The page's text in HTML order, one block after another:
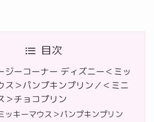
目次
ジーコーナー ディズニー＜ミッ
ス＞パンプキンプリン／＜ミニ
＞チョコプリン
ッキーマウス＞パンプキンプリン